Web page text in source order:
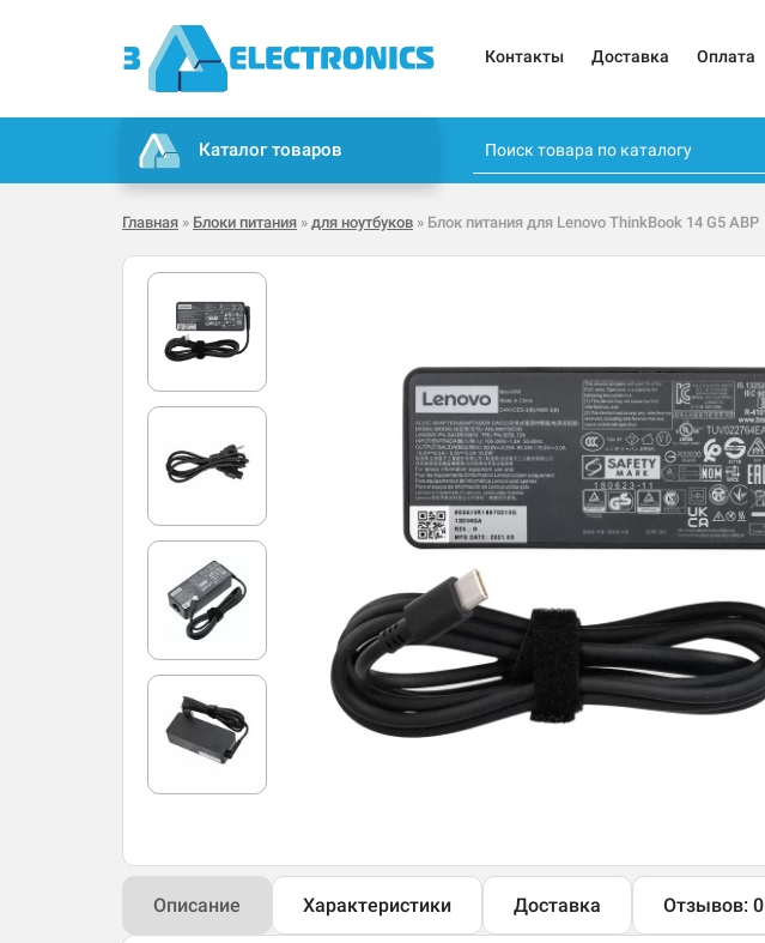
Контакты Доставка Оплата
Каталог товаров
Главная » Блоки питания » для ноутбуков » Блок питания для Lenovo ThinkBook 14 G5 ABP
Описание Характеристики Доставка Отзывов: 0